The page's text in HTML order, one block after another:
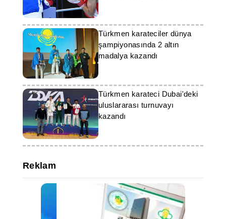
Türkmen karateciler dünya
şampiyonasında 2 altın
madalya kazandı
Türkmen karateci Dubai'deki
uluslararası turnuvayı
kazandı
Reklam